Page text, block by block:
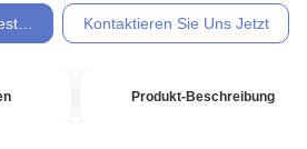
Preis Kontaktieren Sie Uns Jetzt
Produkt-Beschreibung